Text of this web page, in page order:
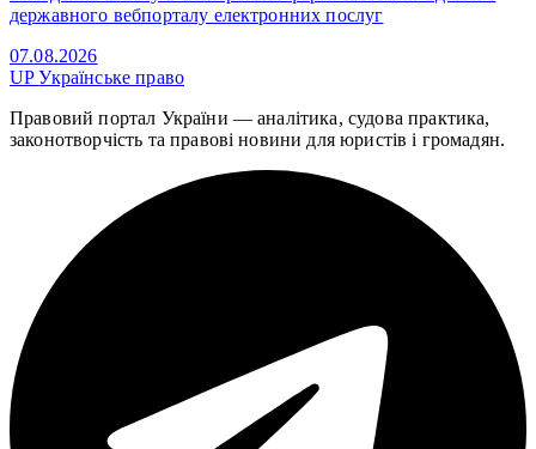
державного вебпорталу електронних послуг
07.08.2026
UPУкраїнське право
Правовий портал України — аналітика, судова практика,
законотворчість та правові новини для юристів і громадян.